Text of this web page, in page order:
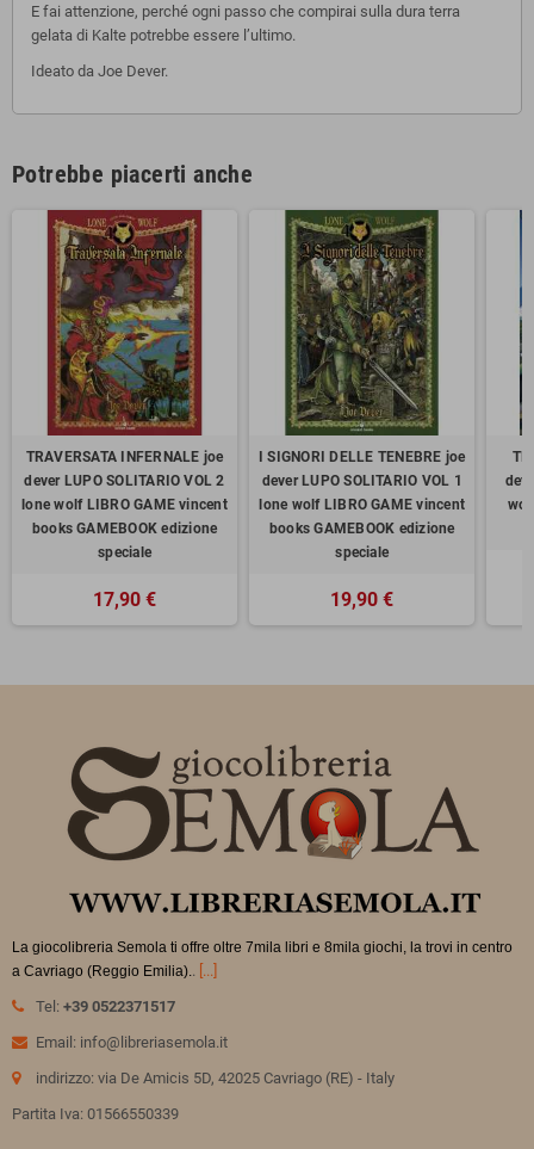
E fai attenzione, perché ogni passo che compirai sulla dura terra
gelata di Kalte potrebbe essere l’ultimo.
Ideato da Joe Dever.
Potrebbe piacerti anche
TRAVERSATA INFERNALE joe
dever LUPO SOLITARIO VOL 2
lone wolf LIBRO GAME vincent
books GAMEBOOK edizione
speciale
17,90 €
I SIGNORI DELLE TENEBRE joe
dever LUPO SOLITARIO VOL 1
lone wolf LIBRO GAME vincent
books GAMEBOOK edizione
speciale
19,90 €
La giocolibreria Semola ti offre oltre 7mila libri e 8mila giochi, la trovi in centro
a Cavriago (Reggio Emilia).. [...]
Tel: +39 0522371517
Email: info@libreriasemola.it
indirizzo: via De Amicis 5D, 42025 Cavriago (RE) - Italy
Partita Iva: 01566550339